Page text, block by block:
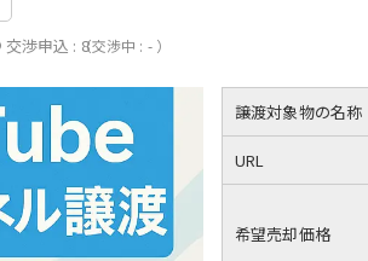
交渉申込 : 8
（交渉中 : - ）
譲渡対象物の名称
URL
希望売却価格